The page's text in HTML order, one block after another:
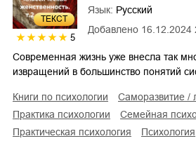
ТЕКСТ
5
Добавлено 16.12.2024
Язык: Русский
Современная жизнь уже внесла так
извращений в большинство понятий
книги по психологии
саморазвитие
практика психологии
семейная
практическая психология